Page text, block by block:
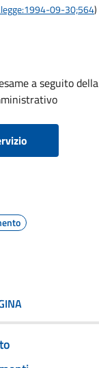
09-30;564)
a seguito